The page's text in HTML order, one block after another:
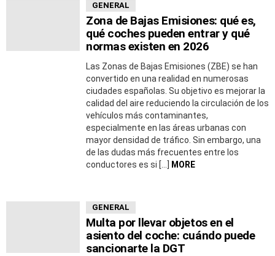
GENERAL
Zona de Bajas Emisiones: qué es,
qué coches pueden entrar y qué
normas existen en 2026
Las Zonas de Bajas Emisiones (ZBE) se han
convertido en una realidad en numerosas
ciudades españolas. Su objetivo es mejorar la
calidad del aire reduciendo la circulación de los
vehículos más contaminantes,
especialmente en las áreas urbanas con
mayor densidad de tráfico. Sin embargo, una
de las dudas más frecuentes entre los
conductores es si […]
MORE
GENERAL
Multa por llevar objetos en el
asiento del coche: cuándo puede
sancionarte la DGT